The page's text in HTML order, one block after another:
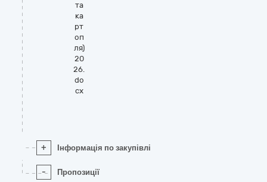
та
ка
рт
оп
ля)
20
26.
do
cx
+ Інформація по закупівлі
- Пропозиції